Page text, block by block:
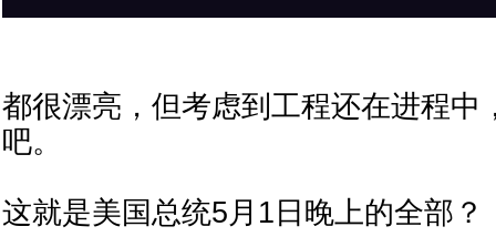
都很漂亮，但考虑到工程还在进程中
吧。
这就是美国总统5月1日晚上的全部？